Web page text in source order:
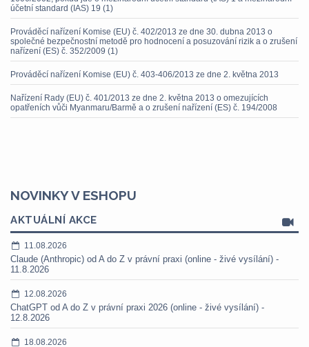
účetní standard (IAS) 19 (1)
Prováděcí nařízení Komise (EU) č. 402/2013 ze dne 30. dubna 2013 o
společné bezpečnostní metodě pro hodnocení a posuzování rizik a o zrušení
nařízení (ES) č. 352/2009 (1)
Prováděcí nařízení Komise (EU) č. 403-406/2013 ze dne 2. května 2013
Nařízení Rady (EU) č. 401/2013 ze dne 2. května 2013 o omezujících
opatřeních vůči Myanmaru/Barmě a o zrušení nařízení (ES) č. 194/2008
NOVINKY V ESHOPU
AKTUÁLNÍ AKCE
11.08.2026
Claude (Anthropic) od A do Z v právní praxi (online - živé vysílání) -
11.8.2026
12.08.2026
ChatGPT od A do Z v právní praxi 2026 (online - živé vysílání) -
12.8.2026
18.08.2026